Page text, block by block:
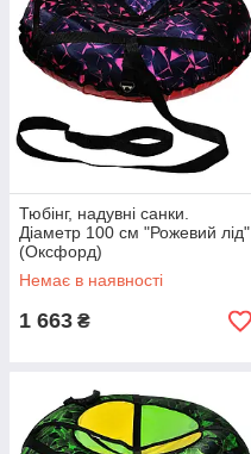
Тюбінг, надувні санки.
Діаметр 100 см "Рожевий лід"
(Оксфорд)
Немає в наявності
1 663 ₴